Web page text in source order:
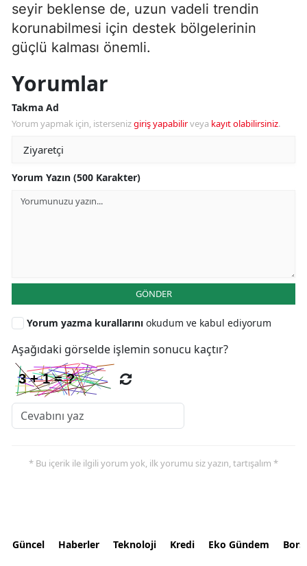
seyir beklense de, uzun vadeli trendin
korunabilmesi için destek bölgelerinin
güçlü kalması önemli.
Yorumlar
Takma Ad
Yorum yapmak için, istersenizgiriş yapabilirveya kayıt olabilirsiniz.
Yorum Yazın (500 Karakter)
GÖNDER
Yorum yazma kurallarını okudum ve kabul ediyorum
Aşağıdaki görselde işlemin sonucu kaçtır?
* Bu içerik ile ilgili yorum yok, ilk yorumu siz yazın, tartışalım *
Güncel Haberler Teknoloji Kredi Eko Gündem